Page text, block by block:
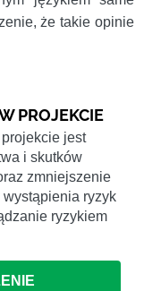
że takie opinie
PROJEKCIE
jest
i skutków
zmniejszenie
ryzyk
ryzykiem